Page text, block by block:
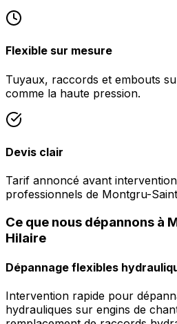
Flexible sur mesure
Tuyaux, raccords et embouts
comme la haute pression.
Devis clair
Tarif annoncé avant
professionnels de Montgru-
Ce que nous dépannons à
Hilaire
Dépannage flexibles
Intervention rapide pour
hydrauliques sur engins de